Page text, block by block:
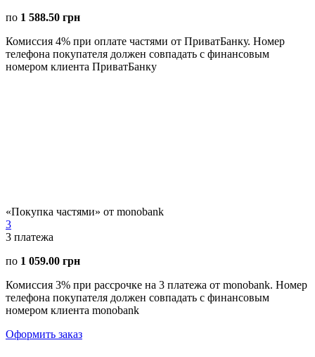
по 1 588.50 грн
Комиссия 4% при оплате частями от ПриватБанку. Номер
телефона покупателя должен совпадать с финансовым
номером клиента ПриватБанку
«Покупка частями» от monobank
3
3 платежа
по 1 059.00 грн
Комиссия 3% при рассрочке на 3 платежа от monobank. Номер
телефона покупателя должен совпадать с финансовым
номером клиента monobank
Оформить заказ